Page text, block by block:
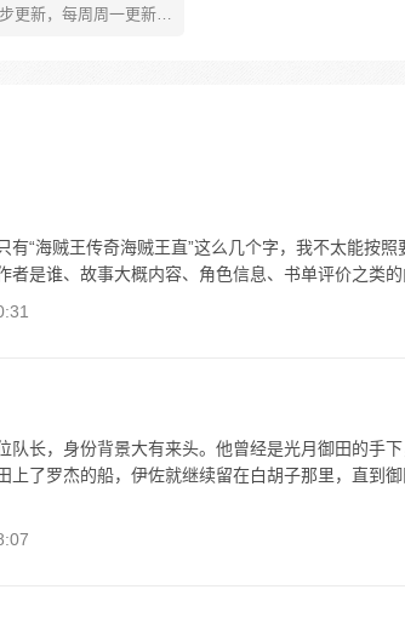
更新，每周周一更新。
。十年后，路飞为实
的杰克斯的约定而出
有“海贼王传奇海贼王直”这么几个字，我不太能按照
者是谁、故事大概内容、角色信息、书单评价之类的
队长，身份背景大有来头。他曾经是光月御田的手
上了罗杰的船，伊佐就继续留在白胡子那里，直到御